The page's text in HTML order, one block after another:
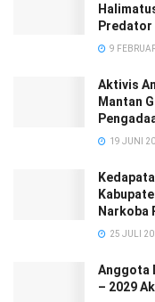
Predator
9
Aktivis
Mantan
19 JUNI
Narkoba
25 JULI
Anggota
– 2029